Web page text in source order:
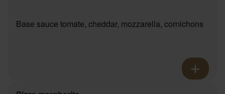
Base sauce tomate, cheddar, mozzarella, cornichons